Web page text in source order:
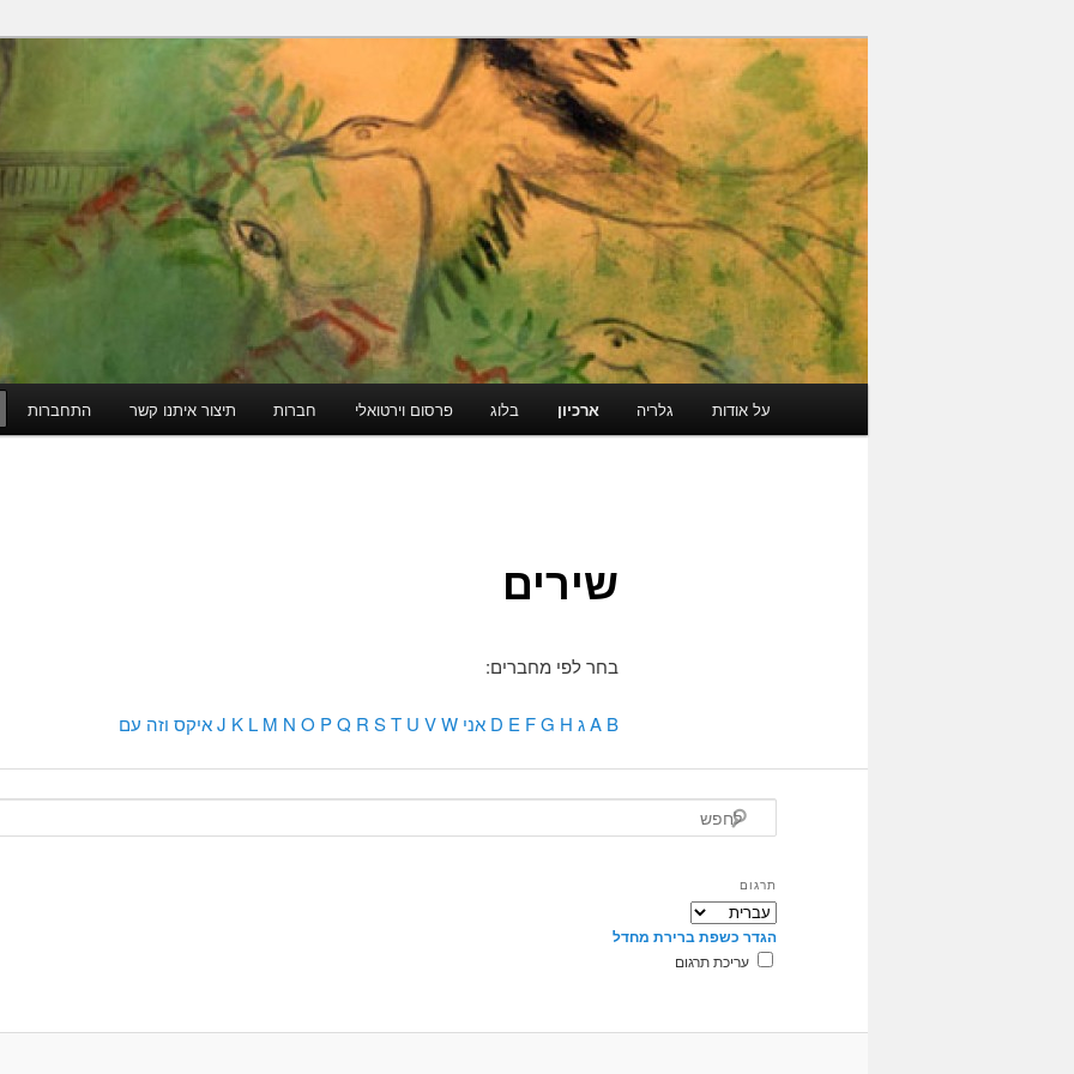
ארכיון מרוקאי יהודי
גלריה קוד פתוח
על אודות גלריה ארכיון בלוג פרסום וירטואלי חברות תיצור איתנו קשר התחברות
שירים
בחר לפי מחברים:
A B ג D E FG H אני J K L M N O PQ R ST U VW איקס וזה עם
ח
ש
תרגום
הגדר כשפת ברירת מחדל
עריכת תרגום